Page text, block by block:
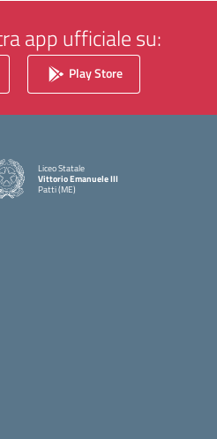
app ufficiale su:
Play Store
Liceo Statale
Vittorio Emanuele III
Patti (ME)